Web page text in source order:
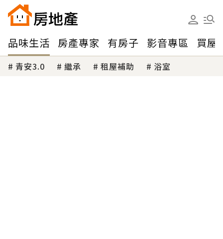
品味生活 房產專家 有房子 影音專區 買屋
青安3.0 繼承 租屋補助 浴室